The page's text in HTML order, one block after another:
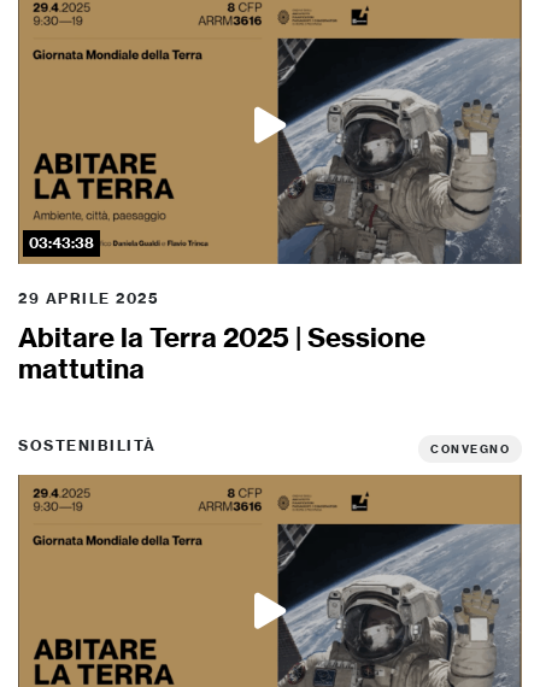
03:43:38
29 APRILE 2025
Abitare la Terra 2025 | Sessione
mattutina
SOSTENIBILITÀ CONVEGNO